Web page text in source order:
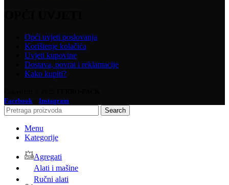
Opći uvjeti poslovanja
Korištenje kolačića
Uvjeti kupovine
Dostava, povrat i reklamacije
Kako kupiti?
Facebook
Instagram
Search
Menu
Kategorije
Agregati
Alati i mašine
Ručni alati